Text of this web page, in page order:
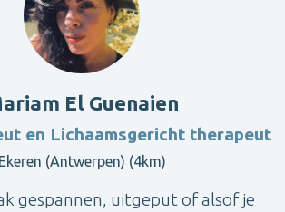
El Guenaien
en Lichaamsgericht therapeut
Ekeren (Antwerpen) (4km)
gespannen, uitgeput of alsof je